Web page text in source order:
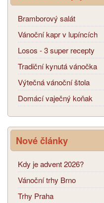
Bramborový salát
Vánoční kapr v lupíncích
Losos - 3 super recepty
Tradiční kynutá vánočka
Výtečná vánoční štola
Domácí vaječný koňak
Nové články
Kdy je advent 2026?
Vánoční trhy Brno
Trhy Praha